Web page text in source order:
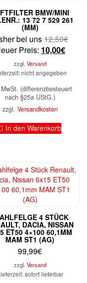
BMW/MINI
13 72 7 529 261
(MM)
bei uns12,50€
Preis: 10,00€
ist:
zzgl. Versand
nicht angegeben
(differenzbesteuert
nach §25a UStG.)
zzgl. Versandkosten
In den Warenkorb
4 STÜCK
DACIA, NISSAN
ET50 4×100 60,1MM
MAM ST1 (AG)
99,99€
zzgl. Versand
sofort lieferbar